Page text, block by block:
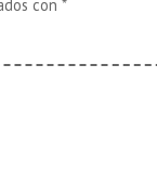
con *